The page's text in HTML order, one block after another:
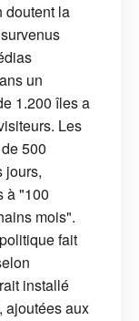
doutent la
un
1.200 îles a
Les
500
jours,
à "100
mois".
fait
installé
ajoutées aux